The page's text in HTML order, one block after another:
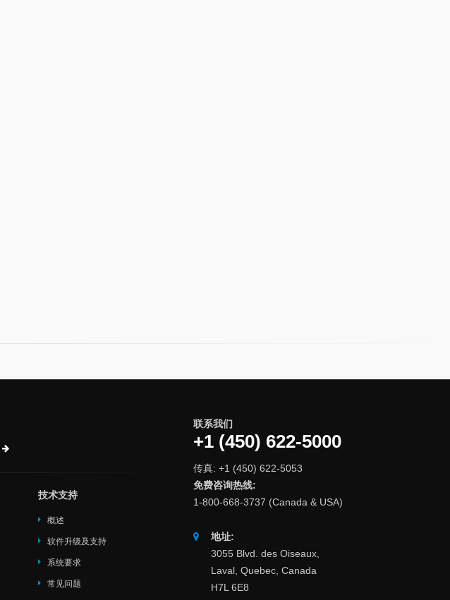
技术支持
概述
软件升级及支持
系统要求
常见问题
联系我们
+1 (450) 622-5000
传真: +1 (450) 622-5053
免费咨询热线:
1-800-668-3737 (Canada & USA)
地址:
3055 Blvd. des Oiseaux,
Laval, Quebec, Canada
H7L 6E8